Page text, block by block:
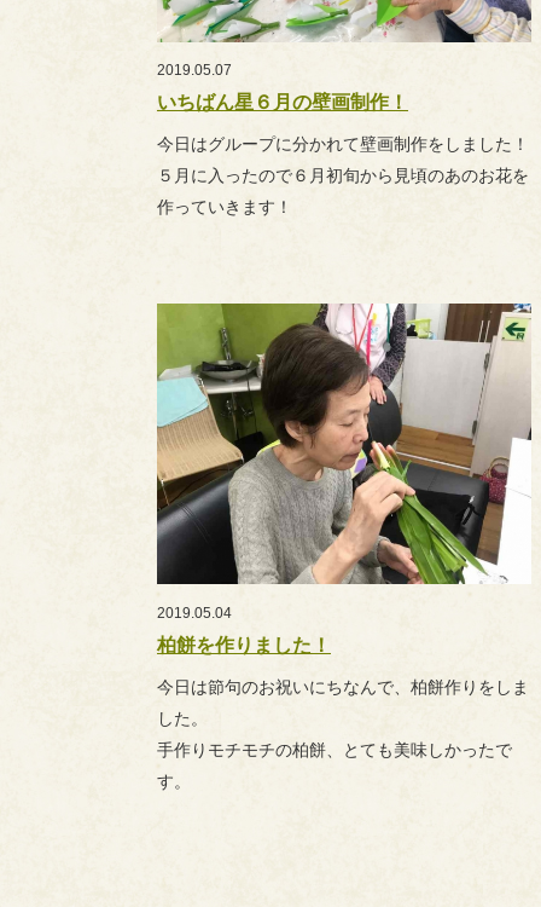
2019.05.07
いちばん星６月の壁画制作！
今日はグループに分かれて壁画制作をしました！
５月に入ったので６月初旬から見頃のあのお花を
作っていきます！
2019.05.04
柏餅を作りました！
今日は節句のお祝いにちなんで、柏餅作りをしま
した。
手作りモチモチの柏餅、とても美味しかったで
す。